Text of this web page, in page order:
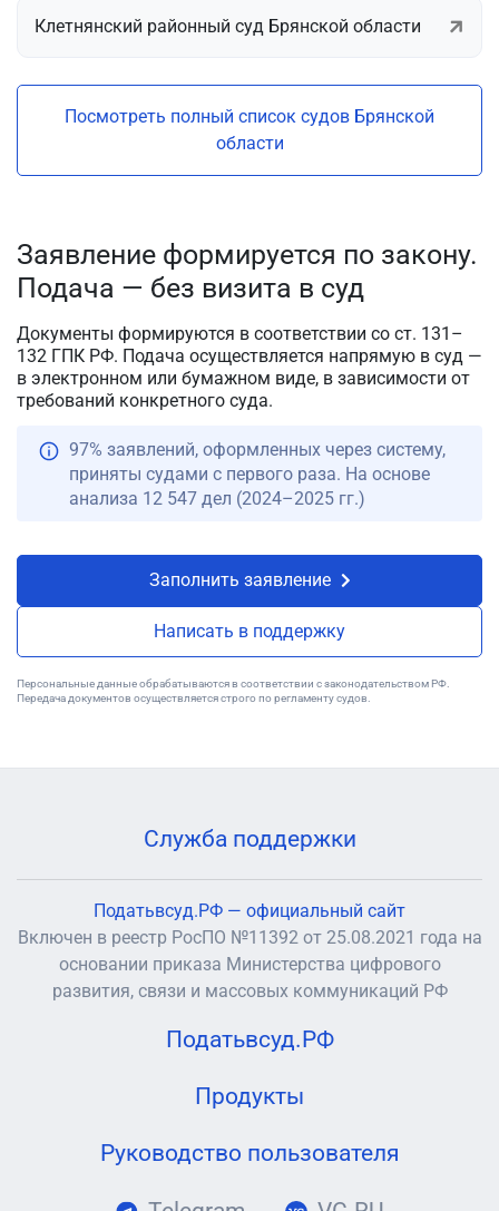
Клетнянский районный суд Брянской области
Посмотреть полный список судов Брянской
области
Заявление формируется по закону.
Подача — без визита в суд
Документы формируются в соответствии со ст. 131–
132 ГПК РФ. Подача осуществляется напрямую в суд —
в электронном или бумажном виде, в зависимости от
требований конкретного суда.
97% заявлений, оформленных через систему,
приняты судами с первого раза. На основе
анализа 12 547 дел (2024–2025 гг.)
Заполнить заявление
Написать в поддержку
Персональные данные обрабатываются в соответствии с законодательством РФ.
Передача документов осуществляется строго по регламенту судов.
Служба поддержки
Податьвсуд.РФ — официальный сайт
Включен в реестр РосПО №11392 от 25.08.2021 года на
основании приказа Министерства цифрового
развития, связи и массовых коммуникаций РФ
Податьвсуд.РФ
Продукты
Руководство пользователя